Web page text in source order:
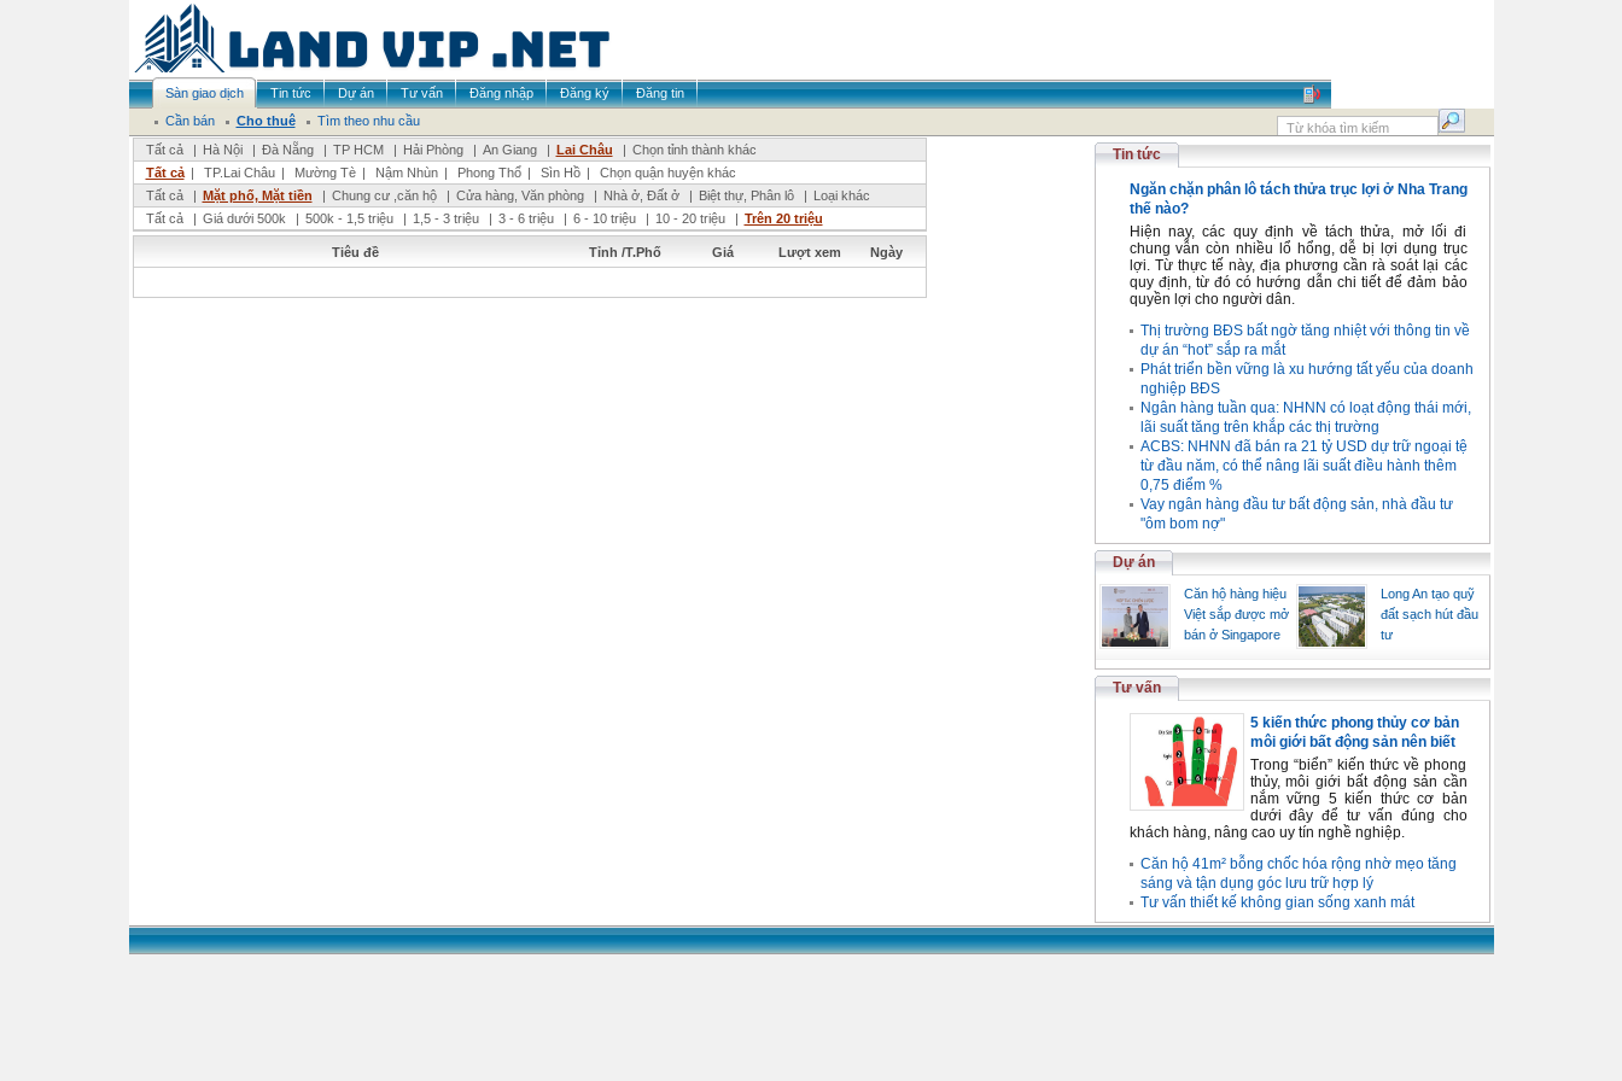
Sàn giao dịch Tin tức Dự án Tư vấn Đăng nhập Đăng ký
Đăng tin
Cần bán
Cho thuê
Tìm theo nhu cầu
Tất cả
| Hà Nội | Đà Nẵng | TP HCM | Hải Phòng | An Giang | Lai Châu | Chọn tỉnh thành khác
Tất cả | TP.Lai Châu | Mường Tè | Nậm Nhùn | Phong Thổ | Sìn Hồ |
Chọn quận huyện khác
Tất cả
| Mặt phố, Mặt tiền | Chung cư ,căn hộ | Cửa hàng, Văn phòng | Nhà ở, Đất ở | Biệt thự, Phân lô | Loại khác
Tất cả
| Giá dưới 500k | 500k - 1,5 triệu | 1,5 - 3 triệu | 3 - 6 triệu | 6 - 10 triệu | 10 - 20 triệu | Trên 20 triệu
Tiêu đề Tỉnh /T.Phố Giá Lượt xem Ngày
Tin tức
Ngăn chặn phân lô tách thửa trục lợi ở Nha Trang
thế nào?
Hiện nay, các quy định về tách thửa, mở lối đi
chung vẫn còn nhiều lổ hổng, dễ bị lợi dụng trục
lợi. Từ thực tế này, địa phương cần rà soát lại các
quy định, từ đó có hướng dẫn chi tiết để đảm bảo
quyền lợi cho người dân.
Thị trường BĐS bất ngờ tăng nhiệt với thông tin về
dự án “hot” sắp ra mắt
Phát triển bền vững là xu hướng tất yếu của doanh
nghiệp BĐS
Ngân hàng tuần qua: NHNN có loạt động thái mới,
lãi suất tăng trên khắp các thị trường
ACBS: NHNN đã bán ra 21 tỷ USD dự trữ ngoại tệ
từ đầu năm, có thể nâng lãi suất điều hành thêm
0,75 điểm %
Vay ngân hàng đầu tư bất động sản, nhà đầu tư
"ôm bom nợ"
Dự án
Căn hộ hàng hiệu
Việt sắp được mở
bán ở Singapore
Long An tạo quỹ
đất sạch hút đầu
tư
Tư vấn
5 kiến thức phong thủy cơ bản
môi giới bất động sản nên biết
Trong “biển” kiến thức về phong
thủy, môi giới bất động sản cần
nắm vững 5 kiến thức cơ bản
dưới đây để tư vấn đúng cho
khách hàng, nâng cao uy tín nghề nghiệp.
Căn hộ 41m² bỗng chốc hóa rộng nhờ mẹo tăng
sáng và tận dụng góc lưu trữ hợp lý
Tư vấn thiết kế không gian sống xanh mát